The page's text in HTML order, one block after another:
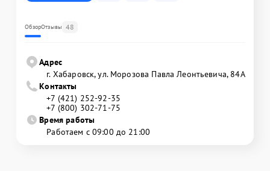
ОбзорОтзывы 48
Адрес
г. Хабаровск, ул. Морозова Павла Леонтьевича, 84А
Контакты
+7 (421) 252-92-35
+7 (800) 302-71-75
Время работы
Работаем с 09:00 до 21:00